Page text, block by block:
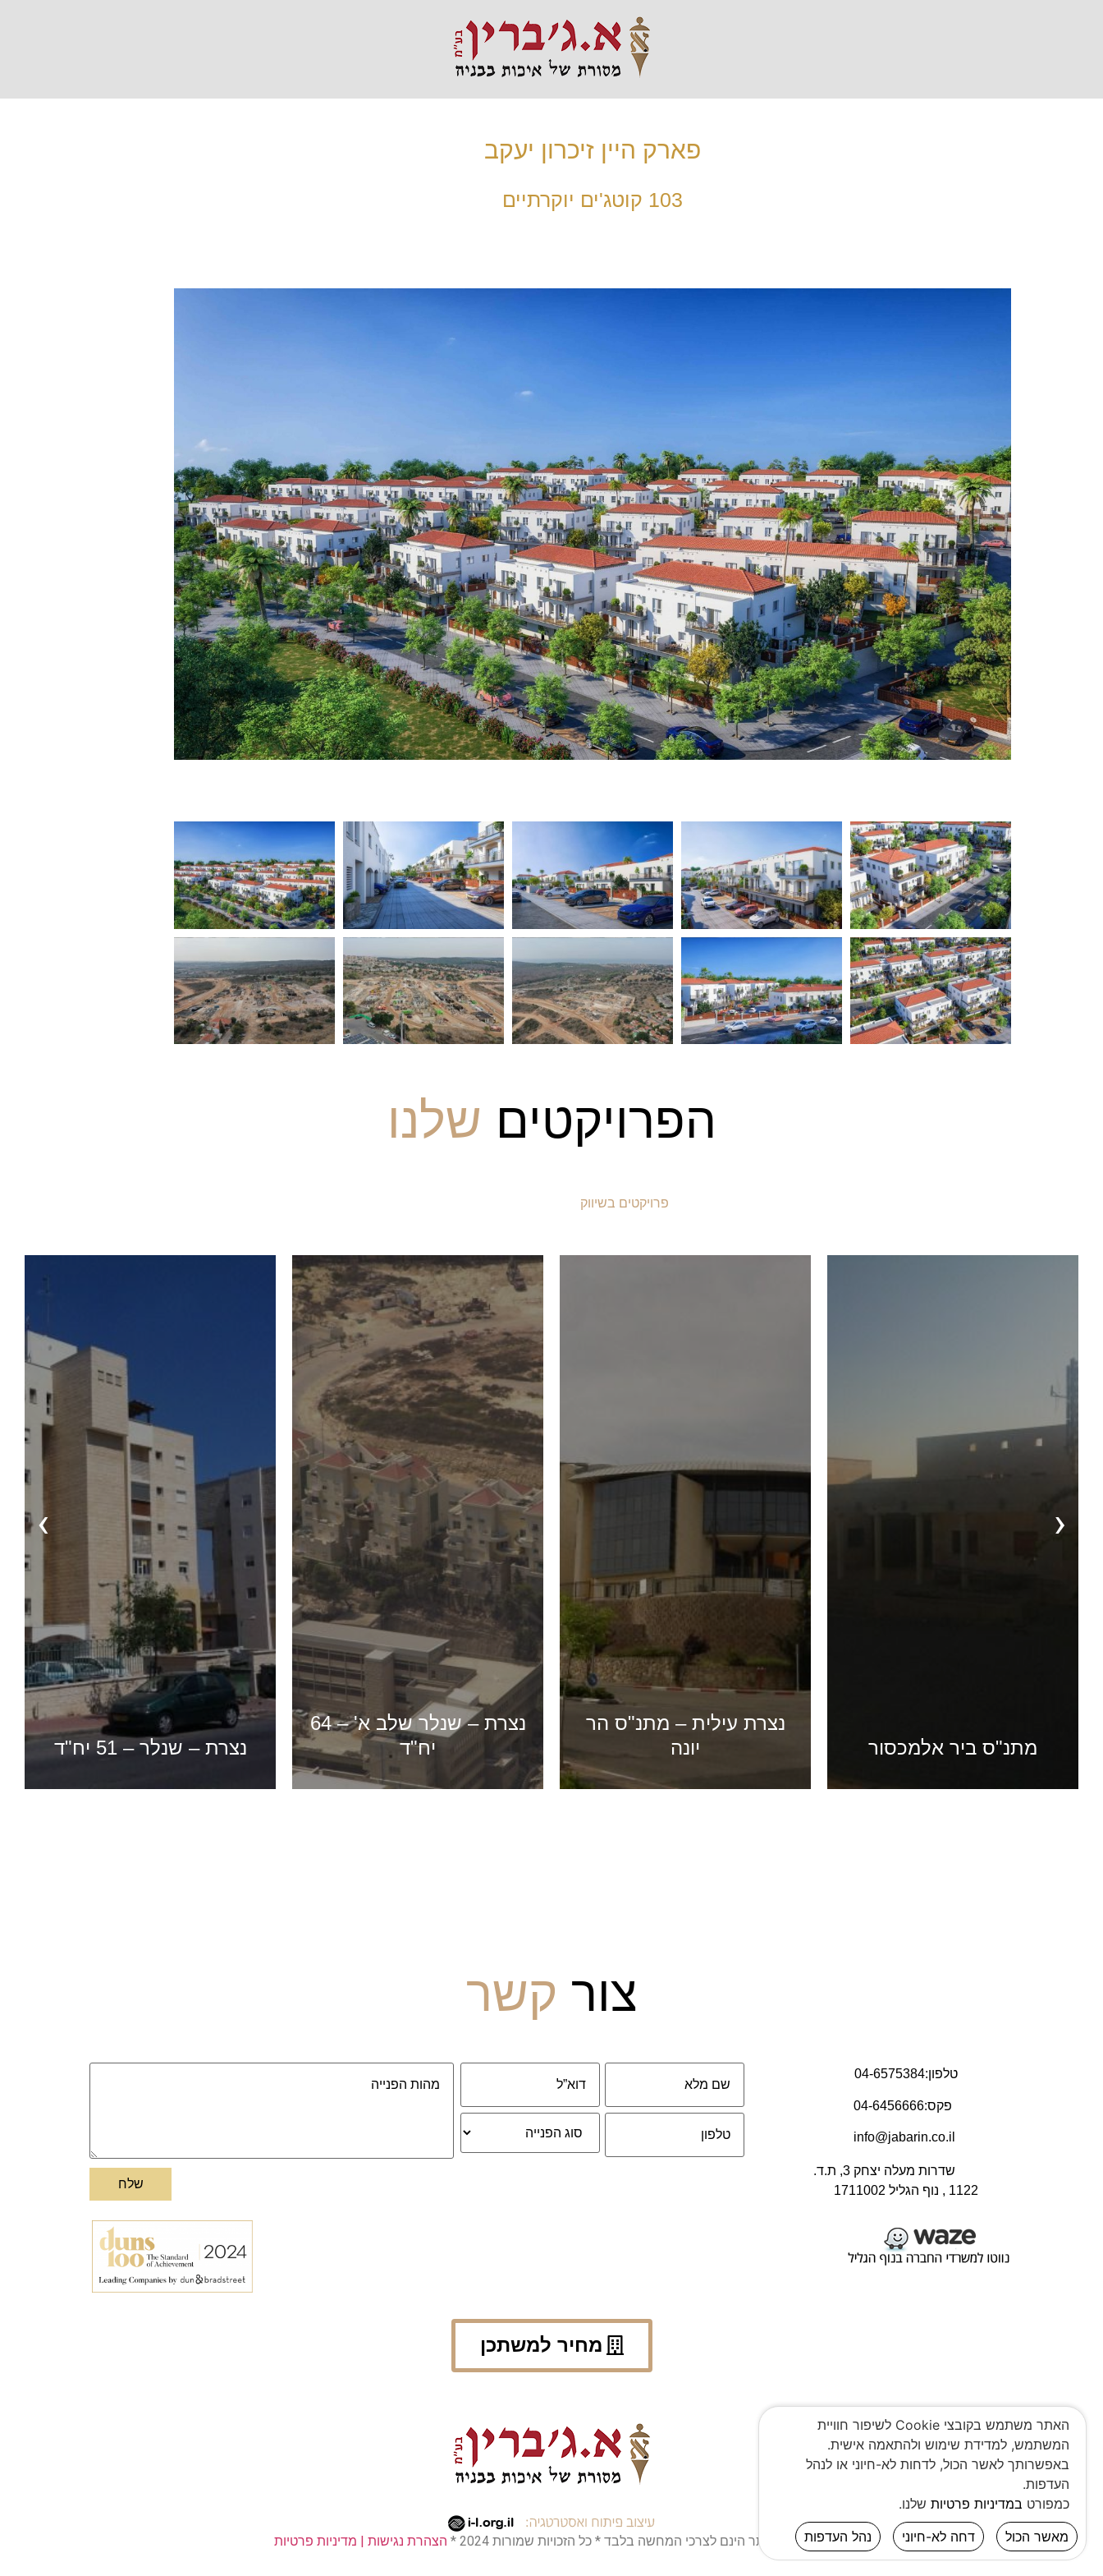
פארק היין זיכרון יעקב
103 קוטג'ים יוקרתיים
הפרויקטים שלנו
פרויקטים בשיווק
יונה
נצרת – שנלר שלב א' – 64
יח"ד
נצרת – שנלר – 51 יח"ד נצרת – שנלר – 48 יח"ד
‹ ›
צור קשר
טלפון:04-6575384
פקס:04-6456666
info@jabarin.co.il
שדרות מעלה יצחק 3, ת.ד.
1122 , נוף הגליל 1711002
מחיר למשתכן
ההדמיות באתר הינם לצרכי המחשה בלבד * כל הזכויות שמורות 2024 * הצהרת נגישות | מדיניות פרטיות
האתר משתמש בקובצי Cookie לשיפור חוויית
המשתמש, למדידת שימוש ולהתאמה אישית.
באפשרותך לאשר הכול, לדחות לא-חיוני או לנהל
העדפות.
כמפורט במדיניות פרטיות שלנו.
מאשר הכול
דחה לא-חיוני נהל העדפות